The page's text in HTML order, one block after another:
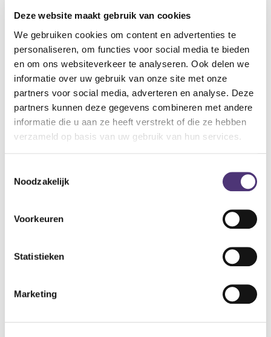
Deze website maakt gebruik van cookies
We gebruiken cookies om content en advertenties te
personaliseren, om functies voor social media te bieden
en om ons websiteverkeer te analyseren. Ook delen we
informatie over uw gebruik van onze site met onze
partners voor social media, adverteren en analyse. Deze
partners kunnen deze gegevens combineren met andere
informatie die u aan ze heeft verstrekt of die ze hebben
verzameld op basis van uw gebruik van hun services.
Noodzakelijk
Voorkeuren
Statistieken
Marketing
tijd, snelheid, afstand en aantal verbrandde calorieën
zichtbaar.
Er is een tablethouder bevestigd, waardoor je een film of
een serie kan kijken tijdens het sporten.
Specificaties:
afmeting: L 103 cm x B 50 cm x H 130 cm
productgewicht: 22 kg
programma’s: 1
weerstandniveaus: 8.
232,11€
Aan winkelmandje toevoegen
Levering: 2-5 werkdagen*